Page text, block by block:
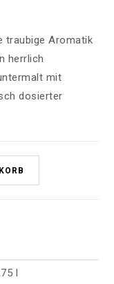
traubige Aromatik
herrlich
mit
dosierter
l